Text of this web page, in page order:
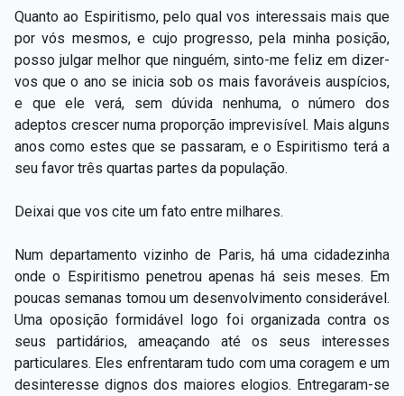
Quanto ao Espiritismo, pelo qual vos interessais mais que
por vós mesmos, e cujo progresso, pela minha posição,
posso julgar melhor que ninguém, sinto-me feliz em dizer-
vos que o ano se inicia sob os mais favoráveis auspícios,
e que ele verá, sem dúvida nenhuma, o número dos
adeptos crescer numa proporção imprevisível. Mais alguns
anos como estes que se passaram, e o Espiritismo terá a
seu favor três quartas partes da população.
Deixai que vos cite um fato entre milhares.
Num departamento vizinho de Paris, há uma cidadezinha
onde o Espiritismo penetrou apenas há seis meses. Em
poucas semanas tomou um desenvolvimento considerável.
Uma oposição formidável logo foi organizada contra os
seus partidários, ameaçando até os seus interesses
particulares. Eles enfrentaram tudo com uma coragem e um
desinteresse dignos dos maiores elogios. Entregaram-se